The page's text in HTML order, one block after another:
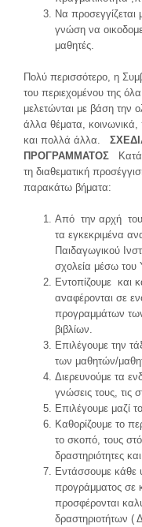
Να προσεγγίζεται
γνώση να
μαθητές.
Πολύ περισσότερο, η
του περιεχομένου της
μελετώνται με βάση την
άλλα θέματα, κοινωνικά,
και πολλά άλλα.
ΠΡΟΓΡΑΜΜΑΤΟΣ
τη διαθεματική
παρακάτω βήματα:
Από την αρχή του
τα εγκεκριμένα
Παιδαγωγικού
σχολεία μέσω του
Εντοπίζουμε και
αναφέρονται σε
προγραμμάτων
βιβλίων.
Επιλέγουμε την
των μαθητών/
Διερευνούμε τα
γνώσεις τους, τις
Επιλέγουμε μαζί
Καθορίζουμε το
το σκοπό, τους
δραστηριότητες
Εντάσσουμε κάθε
προγράμματος σε
προσφέρονται
δραστηριοτήτων (